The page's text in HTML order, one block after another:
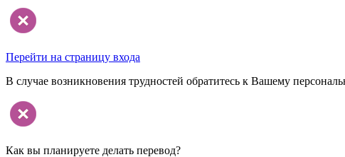
Перейти на страницу входа
В случае возникновения трудностей обратитесь к Вашему
Как вы планируете делать перевод?